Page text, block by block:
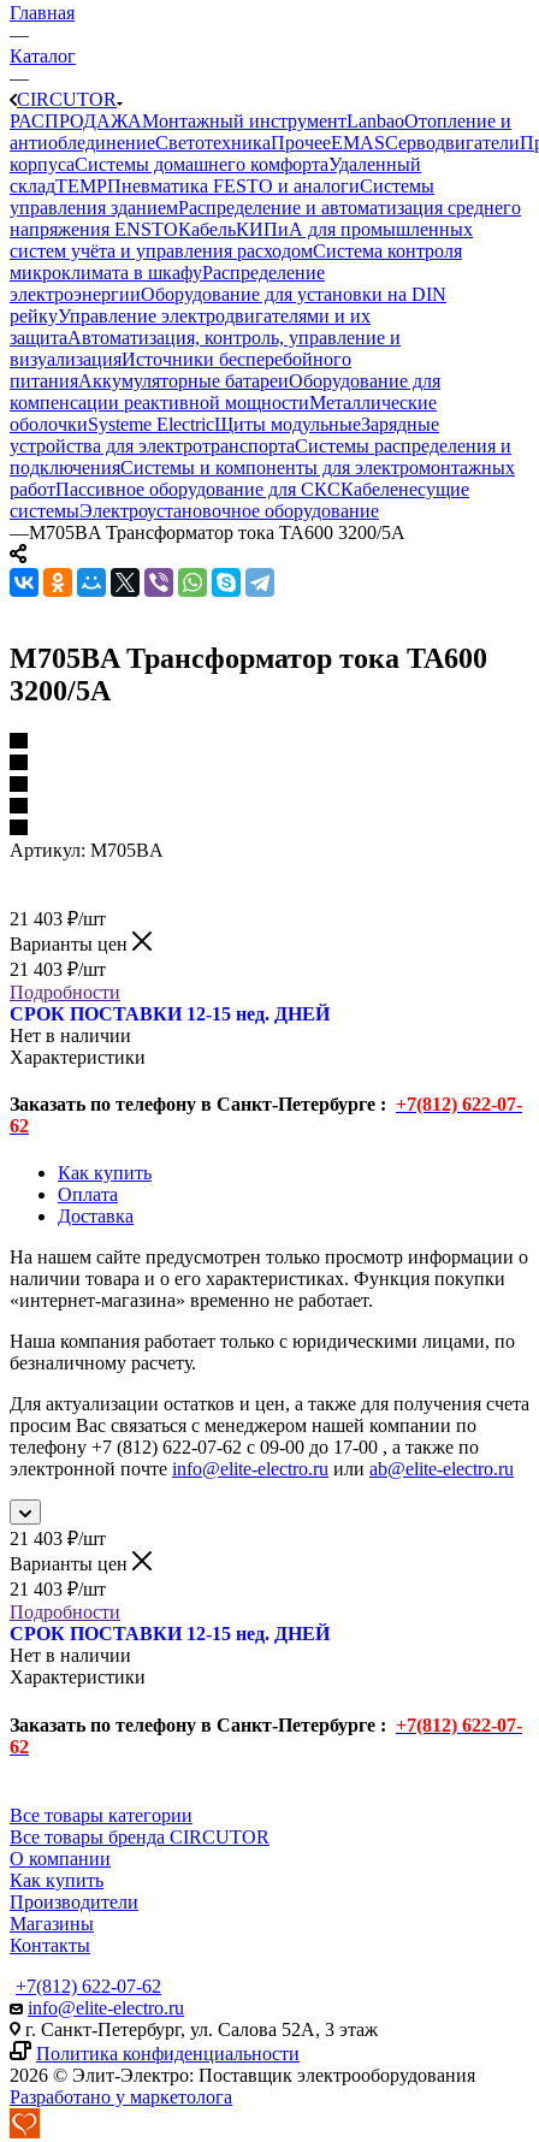
Главная
—
Каталог
—
CIRCUTOR
РАСПРОДАЖАМонтажный инструментLanbaoОтопление и
антиоблединениеСветотехникаПрочееEMASCерводвигатели
корпусаСистемы домашнего комфортаУдаленный
складTEMPПневматика FESTO и аналогиСистемы
управления зданиемРаспределение и автоматизация среднего
напряжения ENSTOКабельКИПиА для промышленных
систем учёта и управления расходомСистема контроля
микроклимата в шкафуРаспределение
электроэнергииОборудование для установки на DIN
рейкуУправление электродвигателями и их
защитаАвтоматизация, контроль, управление и
визуализацияИсточники бесперебойного
питанияАккумуляторные батареиОборудование для
компенсации реактивной мощностиМеталлические
оболочкиSysteme ElectricЩиты модульныеЗарядные
устройства для электротранспортаСистемы распределения и
подключенияСистемы и компоненты для электромонтажных
работПассивное оборудование для СКСКабеленесущие
системыЭлектроустановочное оборудование
—M705BA Трансформатор тока TA600 3200/5A
M705BA Трансформатор тока TA600
3200/5A
Артикул: M705BA
21 403 ₽/шт
Варианты цен
21 403 ₽/шт
Подробности
СРОК ПОСТАВКИ 12-15 нед. ДНЕЙ
Нет в наличии
Характеристики
Заказать по телефону в Санкт-Петербурге : +7(812) 622-07-
62
Как купить
Оплата
Доставка
На нашем сайте предусмотрен только просмотр информации о
наличии товара и о его характеристиках. Функция покупки
«интернет-магазина» временно не работает.
Наша компания работает только с юридическими лицами, по
безналичному расчету.
Для актуализации остатков и цен, а также для получения счета
просим Вас связаться с менеджером нашей компании по
телефону +7 (812) 622-07-62 с 09-00 до 17-00 , а также по
электронной почте info@elite-electro.ru или ab@elite-electro.ru
21 403 ₽/шт
Варианты цен
21 403 ₽/шт
Подробности
СРОК ПОСТАВКИ 12-15 нед. ДНЕЙ
Нет в наличии
Характеристики
Заказать по телефону в Санкт-Петербурге : +7(812) 622-07-
62
Все товары категории
Все товары бренда CIRCUTOR
О компании
Как купить
Производители
Магазины
Контакты
+7(812) 622-07-62
info@elite-electro.ru
г. Санкт-Петербург, ул. Салова 52А, 3 этаж
Политика конфиденциальности
2026 © Элит-Электро: Поставщик электрооборудования
Разработано у маркетолога